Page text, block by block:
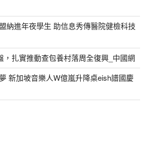
納進年夜學生 助信息秀傳醫院健檢科技
，扎實推動查包養村落周全復興_中國網
新加坡音樂人W億嵐升降桌eish譜國慶